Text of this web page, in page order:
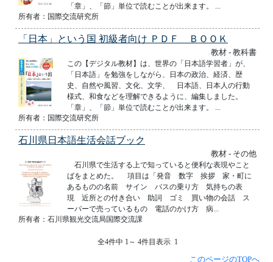
「章」、「節」単位で読むことが出来ます。 ...
所有者：国際交流研究所
「日本」という国 初級者向け ＰＤＦ ＢＯＯＫ
教材 - 教科書
この【デジタル教材】は、世界の「日本語学習者」が、
「日本語」を勉強をしながら、日本の政治、経済、歴
史、自然や風習、文化、文学、 日本語、日本人の行動
様式、和食などを理解できるように、編集しました。
「章」、「節」単位で読むことが出来ます。 ...
所有者：国際交流研究所
石川県日本語生活会話ブック
教材 - その他
石川県で生活する上で知っていると便利な表現やこと
ばをまとめた。 項目は「発音 数字 挨拶 家・町に
あるものの名前 サイン バスの乗り方 気持ちの表
現 近所との付き合い 助詞 ゴミ 買い物の会話 ス
ーパーで売っているもの 電話のかけ方 病...
所有者：石川県観光交流局国際交流課
全4件中 1～ 4件目表示 1
このページのTOPへ